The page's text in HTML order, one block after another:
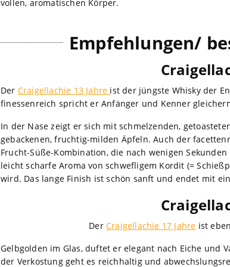
vollen, aromatischen Körper.
Empfehlungen/
Der Craigellachie 13 Jahre ist der jüngste Whisky der
finessenreich spricht er Anfänger und Kenner
In der Nase zeigt er sich mit schmelzenden,
gebackenen, fruchtig-milden Äpfeln. Auch der
Frucht-Süße-Kombination, die nach wenigen
leicht scharfe Aroma von schwefligem Kordit (=
wird. Das lange Finish ist schön sanft und endet mit
Der Craigellachie 17 Jahre ist
Gelbgolden im Glas, duftet er elegant nach Eiche und
der Verkostung geht es reichhaltig und